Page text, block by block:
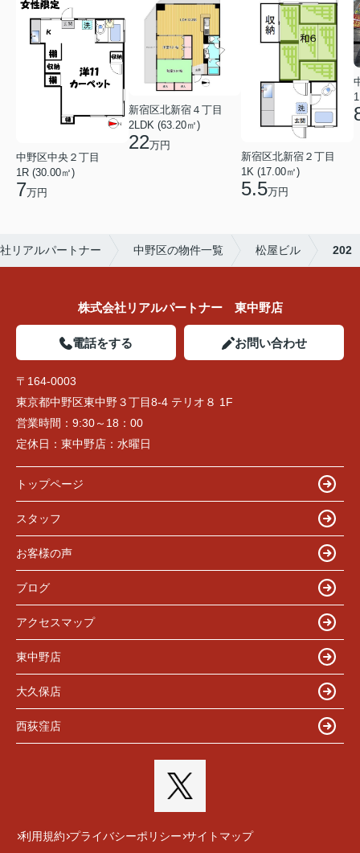
中野区中央２丁目
1R (30.00㎡)
7万円
新宿区北新宿４丁目
2LDK (63.20㎡)
22万円
新宿区北新宿２丁目
1K (17.00㎡)
5.5万円
リアルパートナー 中野区の物件一覧 松屋ビル 202
株式会社リアルパートナー 東中野店
電話をする お問い合わせ
〒164-0003
東京都中野区東中野３丁目8-4 テリオ８ 1F
営業時間： 9:30～18：00
定休日： 東中野店：水曜日
トップページ
スタッフ
お客様の声
ブログ
アクセスマップ
東中野店
大久保店
西荻窪店
利用規約 プライバシーポリシー サイトマップ